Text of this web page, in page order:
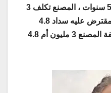
لبناء مصنع بفائدة 12% على 5 سنوات ، المصنع تكلف 3
مليون جنية إنشاءات ولكن المقترض عليه سداد 4.8
مليون جنية للبنك ، تصبح تكلفة المصنع 3 مليون أم 4.8